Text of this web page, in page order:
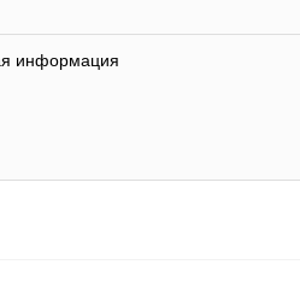
информация